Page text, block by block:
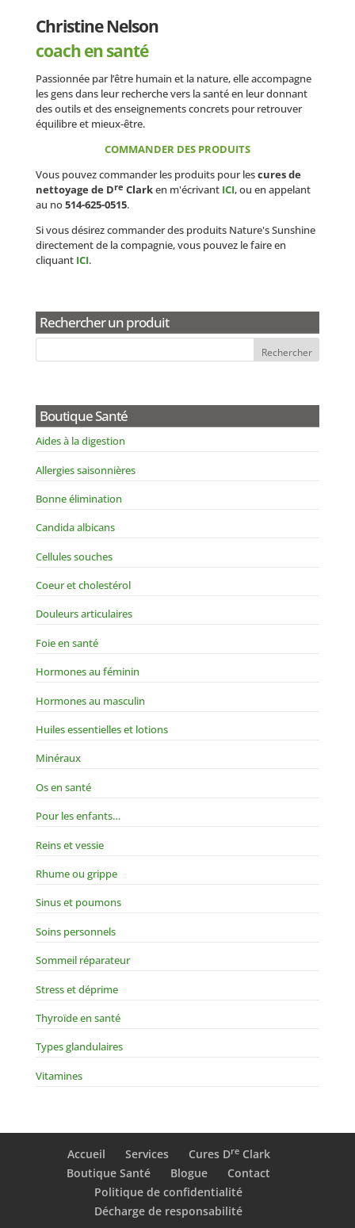
Christine Nelson
coach en santé
Passionnée par l’être humain et la nature, elle accompagne
les gens dans leur recherche vers la santé en leur donnant
des outils et des enseignements concrets pour retrouver
équilibre et mieux-être.
COMMANDER DES PRODUITS
Vous pouvez commander les produits pour lescures de
nettoyage de Dre Clarken m'écrivant ICI, ou en appelant
au no514-625-0515.
Si vous désirez commander des produits Nature's Sunshine
directement de la compagnie, vous pouvez le faire en
cliquant ICI.
Rechercher un produit
Boutique Santé
Aides à la digestion
Allergies saisonnières
Bonne élimination
Candida albicans
Cellules souches
Coeur et cholestérol
Douleurs articulaires
Foie en santé
Hormones au féminin
Hormones au masculin
Huiles essentielles et lotions
Minéraux
Os en santé
Pour les enfants…
Reins et vessie
Rhume ou grippe
Sinus et poumons
Soins personnels
Sommeil réparateur
Stress et déprime
Thyroïde en santé
Types glandulaires
Vitamines
Accueil Services Cures DreClark
Boutique Santé
Blogue
Contact
Politique de confidentialité
Décharge de responsabilité